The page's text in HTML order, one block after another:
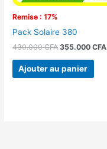
Remise : 17%
Pack Solaire 380
430.000CFA 355.000CFA
Ajouter au panier